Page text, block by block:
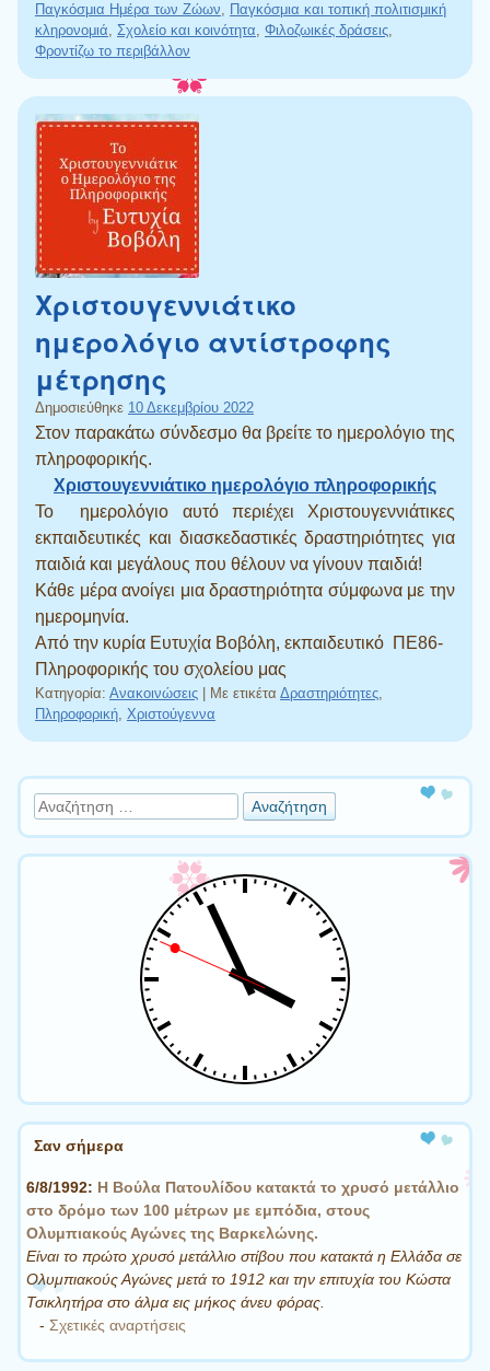
Παγκόσμια Ημέρα των Ζώων, Παγκόσμια και τοπική πολιτισμική
κληρονομιά, Σχολείο και κοινότητα, Φιλοζωικές δράσεις,
Φροντίζω το περιβάλλον
Χριστουγεννιάτικο
ημερολόγιο αντίστροφης
μέτρησης
Δημοσιεύθηκε 10 Δεκεμβρίου 2022
Στον παρακάτω σύνδεσμο θα βρείτε το ημερολόγιο της
πληροφορικής.
Χριστουγεννιάτικο ημερολόγιο πληροφορικής
Το ημερολόγιο αυτό περιέχει Χριστουγεννιάτικες
εκπαιδευτικές και διασκεδαστικές δραστηριότητες για
παιδιά και μεγάλους που θέλουν να γίνουν παιδιά!
Κάθε μέρα ανοίγει μια δραστηριότητα σύμφωνα με την
ημερομηνία.
Από την κυρία Ευτυχία Βοβόλη, εκπαιδευτικό ΠΕ86-
Πληροφορικής του σχολείου μας
Κατηγορία: Ανακοινώσεις Με ετικέτα Δραστηριότητες,
Πληροφορική, Χριστούγεννα
Πλοήγηση άρθρων
Αναζήτηση
Σαν σήμερα
6/8/1992: Η Βούλα Πατουλίδου κατακτά το χρυσό μετάλλιο
στο δρόμο των 100 μέτρων με εμπόδια, στους
Ολυμπιακούς Αγώνες της Βαρκελώνης.
Είναι το πρώτο χρυσό μετάλλιο στίβου που κατακτά η Ελλάδα σε
Ολυμπιακούς Αγώνες μετά το 1912 και την επιτυχία του Κώστα
Τσικλητήρα στο άλμα εις μήκος άνευ φόρας.
- Σχετικές αναρτήσεις